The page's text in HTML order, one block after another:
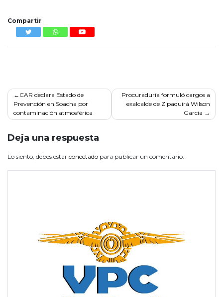
Compartir
Navegación
de
entradas
CAR declara Estado de
Prevención en Soacha por
contaminación atmosférica
Procuraduría formuló cargos a
exalcalde de Zipaquirá Wilson
García
Deja una respuesta
Lo siento, debes estar conectado para publicar un comentario.